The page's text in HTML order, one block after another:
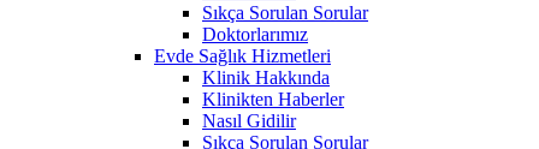
Sıkça Sorulan Sorular
Doktorlarımız
Evde Sağlık Hizmetleri
Klinik Hakkında
Klinikten Haberler
Nasıl Gidilir
Sıkça Sorulan Sorular